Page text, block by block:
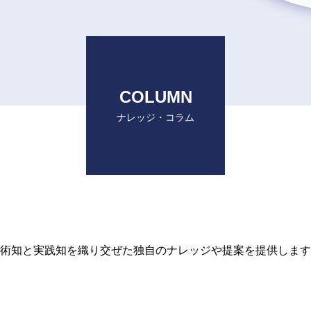
COLUMN
ナレッジ・コラム
知と実践知を織り交ぜた独自のナレッジや提案を提供しま